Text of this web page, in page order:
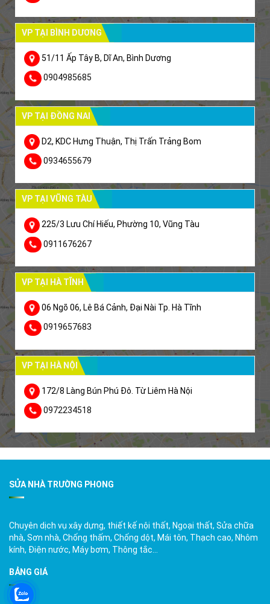
VP TẠI BÌNH DƯƠNG
51/11 Ấp Tây B, Dĩ An, Bình Dương
0904985685
VP TẠI ĐỒNG NAI
D2, KDC Hưng Thuận, Thị Trấn Trảng Bom
0934655679
VP TẠI VŨNG TÀU
225/3 Lưu Chí Hiếu, Phường 10, Vũng Tàu
0911676267
VP TẠI HÀ TĨNH
06 Ngõ 06, Lê Bá Cảnh, Đại Nài Tp. Hà Tĩnh
0919657683
VP TẠI HÀ NỘI
172/8 Làng Bún Phú Đô. Từ Liêm Hà Nội
0972234518
SỬA NHÀ TRƯỜNG PHONG
Chuyên dịch vụ xây dựng, thiết kế nội thất, Ngoại thất, Sửa chữa
nhà, Sơn nhà, Chống thấm, Chống dột, Mái tôn, Thạch cao, Nhôm
kính, Điện nước, Máy bơm, Thông tắc…
BẢNG GIÁ